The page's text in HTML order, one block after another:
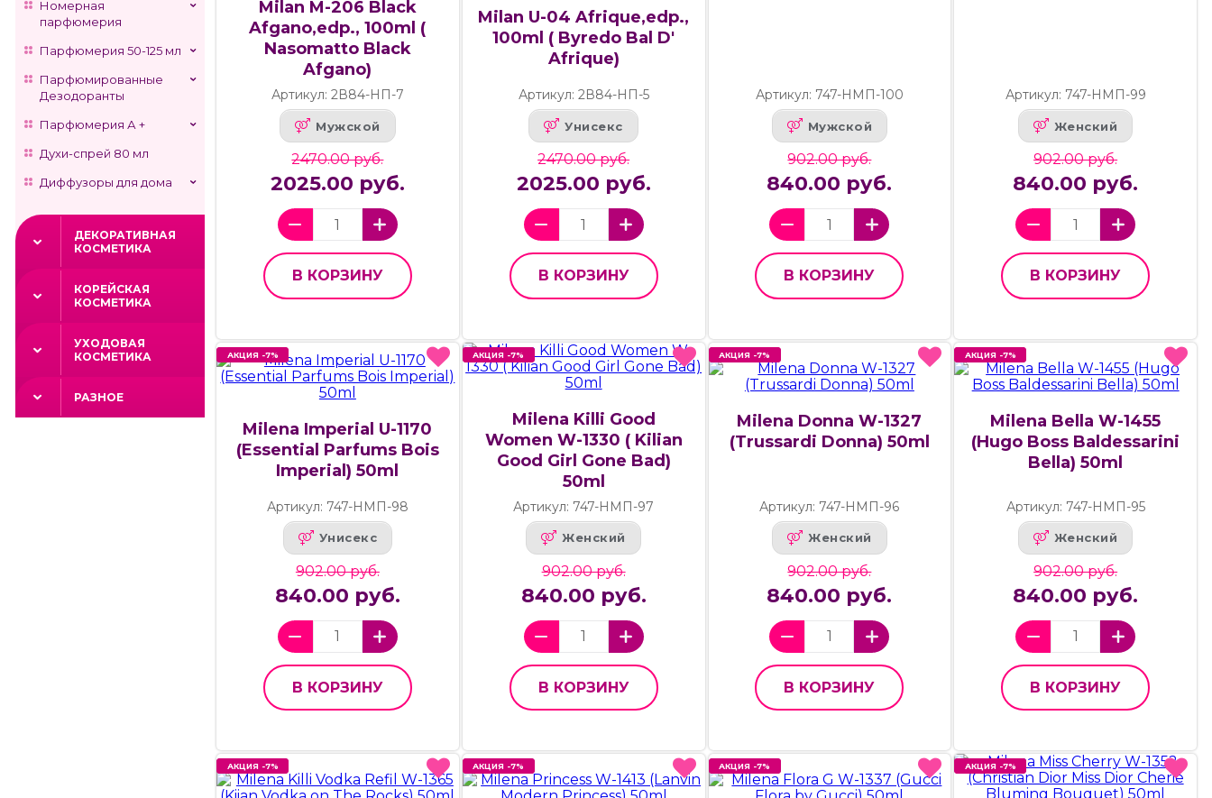
Номерная
парфюмерия
Парфюмерия 50-125 мл
Парфюмированные
Дезодоранты
Парфюмерия А +
Духи-спрей 80 мл
Диффузоры для дома
ДЕКОРАТИВНАЯ
КОСМЕТИКА
КОРЕЙСКАЯ
КОСМЕТИКА
УХОДОВАЯ
КОСМЕТИКА
РАЗНОЕ
Milan M-206 Black
Afgano,edp., 100ml (
Nasomatto Black
Afgano)
Артикул: 2В84-НП-7
Мужской
2470.00 руб.
2025.00 руб.
В КОРЗИНУ
Milan U-04 Afrique,edp.,
100ml ( Byredo Bal D'
Afrique)
Артикул: 2В84-НП-5
Унисекс
2470.00 руб.
2025.00 руб.
В КОРЗИНУ
Артикул: 747-НМП-100
Мужской
902.00 руб.
840.00 руб.
В КОРЗИНУ
Артикул: 747-НМП-99
Женский
902.00 руб.
840.00 руб.
В КОРЗИНУ
АКЦИЯ -7%
Milena Imperial U-1170
(Essential Parfums Bois
Imperial) 50ml
Артикул: 747-НМП-98
Унисекс
АКЦИЯ -7%
902.00 руб.
840.00 руб.
В КОРЗИНУ
АКЦИЯ -7%
Milena Killi Good
Women W-1330 ( Kilian
Good Girl Gone Bad)
50ml
Артикул: 747-НМП-97
Женский
АКЦИЯ -7%
902.00 руб.
840.00 руб.
В КОРЗИНУ
АКЦИЯ -7%
Milena Donna W-1327
(Trussardi Donna) 50ml
Артикул: 747-НМП-96
Женский
АКЦИЯ -7%
902.00 руб.
840.00 руб.
В КОРЗИНУ
АКЦИЯ -7%
Milena Bella W-1455
(Hugo Boss Baldessarini
Bella) 50ml
Артикул: 747-НМП-95
Женский
АКЦИЯ -7%
902.00 руб.
840.00 руб.
В КОРЗИНУ
АКЦИЯ -7%
АКЦИЯ -7% АКЦИЯ -7%
АКЦИЯ -7% АКЦИЯ -7%
АКЦИЯ -7% АКЦИЯ -7%
АКЦИЯ -7%